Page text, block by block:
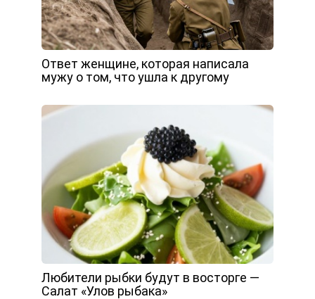
Ответ женщине, которая написала
мужу о том, что ушла к другому
Любители рыбки будут в восторге —
Салат «Улов рыбака»